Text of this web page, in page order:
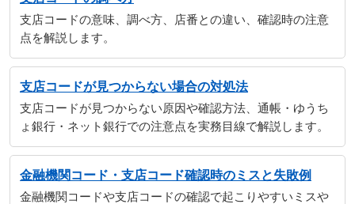
支店コードの意味、調べ方、店番との違い、確認時の注意
点を解説します。
支店コードが見つからない場合の対処法
支店コードが見つからない原因や確認方法、通帳・ゆうち
ょ銀行・ネット銀行での注意点を実務目線で解説します。
金融機関コード・支店コード確認時のミスと失敗例
金融機関コードや支店コードの確認で起こりやすいミスや